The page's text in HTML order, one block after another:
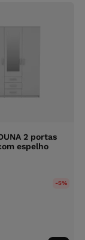
2 portas
espelho
-5%